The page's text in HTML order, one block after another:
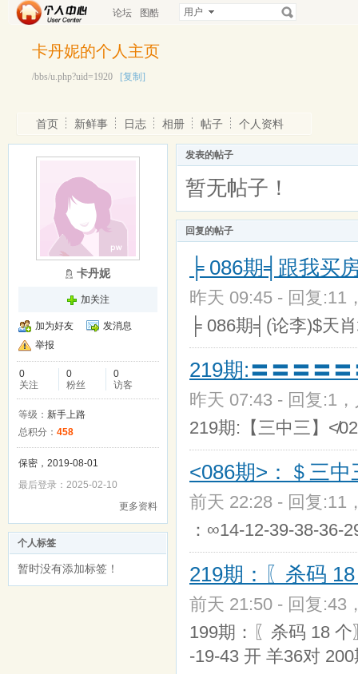
论坛 图酷 用户
卡丹妮的个人主页
/bbs/u.php?uid=1920 [复制]
首页 新鲜事 日志 相册 帖子 个人资料
卡丹妮
加关注
加为好友
发消息
举报
0
关注
0
粉丝
0
访客
等级： 新手上路
总积分： 458
保密，2019-08-01
最后登录：2025-02-10
更多资料
个人标签
暂时没有添加标签！
发表的帖子
暂无帖子！
回复的帖子
╞ 086期╡跟我
昨天 09:45 - 回复:11
╞ 086期╡(论李)$天
219期:〓〓〓〓
昨天 07:43 - 回复:1
219期:【三中三】
<086期>：＄三
前天 22:28 - 回复:11
：∞14-12-39-38-36-
219期：〖杀码
前天 21:50 - 回复:43
199期：〖杀码 18
-19-43 开 羊36对